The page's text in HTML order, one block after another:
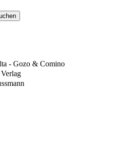
- Gozo & Comino